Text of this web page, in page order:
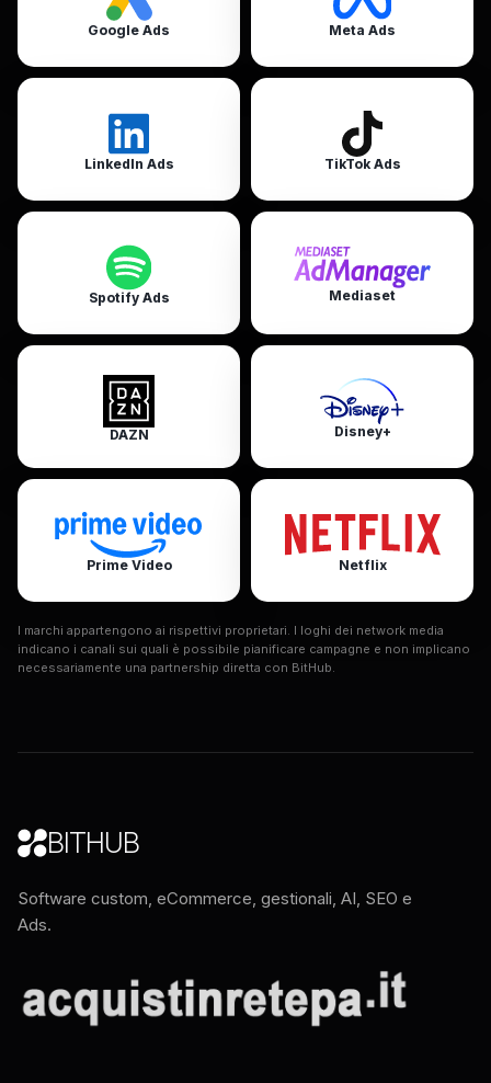
Google Ads Meta Ads
LinkedIn Ads TikTok Ads
Spotify Ads Mediaset
DAZN Disney+
Prime Video Netflix
I marchi appartengono ai rispettivi proprietari. I loghi dei network media
indicano i canali sui quali è possibile pianificare campagne e non implicano
necessariamente una partnership diretta con BitHub.
BITHUB
Software custom, eCommerce, gestionali, AI, SEO e
Ads.